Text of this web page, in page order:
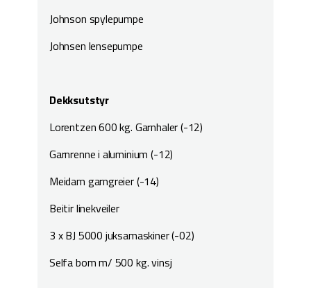
Johnson spylepumpe
Johnsen lensepumpe
Dekksutstyr
Lorentzen 600 kg. Garnhaler (-12)
Garnrenne i aluminium (-12)
Meidam garngreier (-14)
Beitir linekveiler
3 x BJ 5000 juksamaskiner (-02)
Selfa bom m/ 500 kg. vinsj